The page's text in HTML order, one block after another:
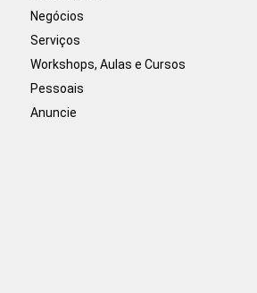
Negócios
Serviços
Workshops, Aulas e Cursos
Pessoais
Anuncie